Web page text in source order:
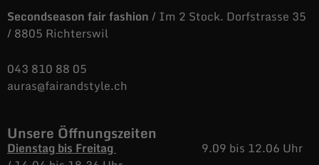
Secondseason fair fashion/ Im 2 Stock. Dorfstrasse 35
/ 8805 Richterswil
043 810 88 05
auras@fairandstyle.ch
Unsere Öffnungszeiten
Dienstag bis Freitag
9.09 bis 12.06 Uhr